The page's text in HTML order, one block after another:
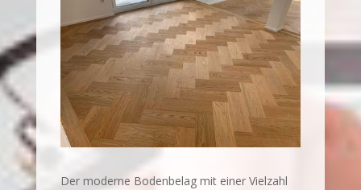
Der moderne Bodenbelag mit einer Vielzahl